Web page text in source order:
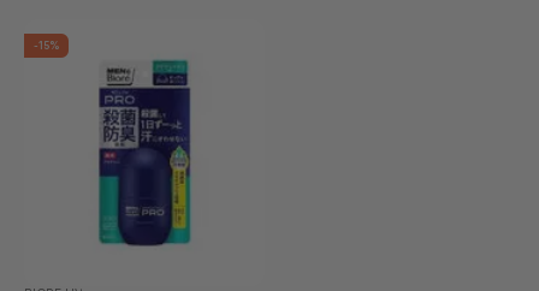
-15%